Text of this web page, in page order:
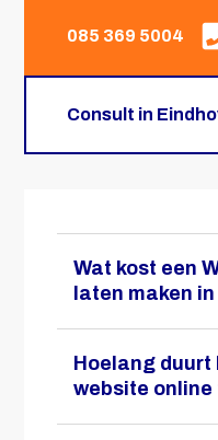
085 369 5004
Consult in
Wat kost een
laten maken
Hoelang duurt
website